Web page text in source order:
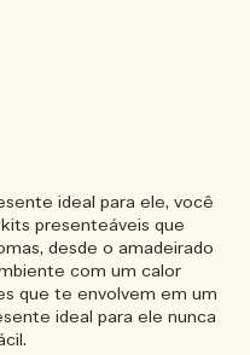
ideal para ele, você
presenteáveis que
desde o amadeirado
com um calor
que te envolvem em um
ideal para ele nunca